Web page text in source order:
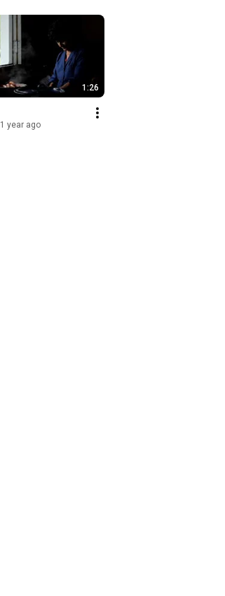
1:26
1 year ago